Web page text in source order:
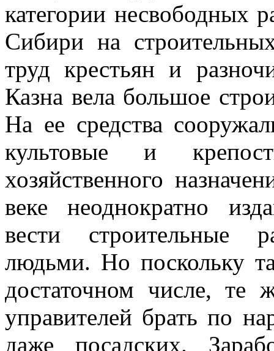
категории несвободных
Сибири на
труд крестьян и
Казна вела большое
На ее средства
культовые и
хозяйственного
веке неоднократно
вести строительные
людьми. Но поскольку
достаточном числе, те
управителей брать по
даже посадских.